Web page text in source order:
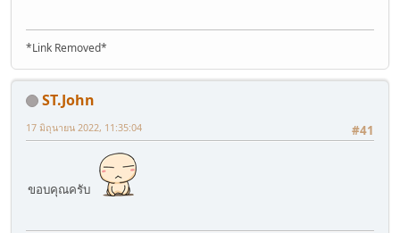
*Link Removed*
ST.John
#41
17 มิถุนายน 2022, 11:35:04
ขอบคุณครับ